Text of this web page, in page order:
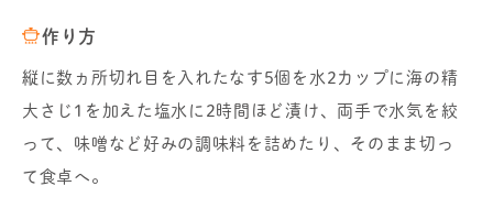
作り方
縦に数ヵ所切れ目を入れたなす5個を水2カップに海の精
大さじ1を加えた塩水に2時間ほど漬け、両手で水気を絞
って、味噌など好みの調味料を詰めたり、そのまま切っ
て食卓へ。